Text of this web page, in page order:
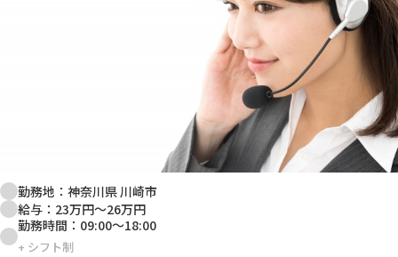
勤務地： 神奈川県 川崎市
給与： 23万円～26万円
勤務時間： 09:00～18:00
+ シフト制